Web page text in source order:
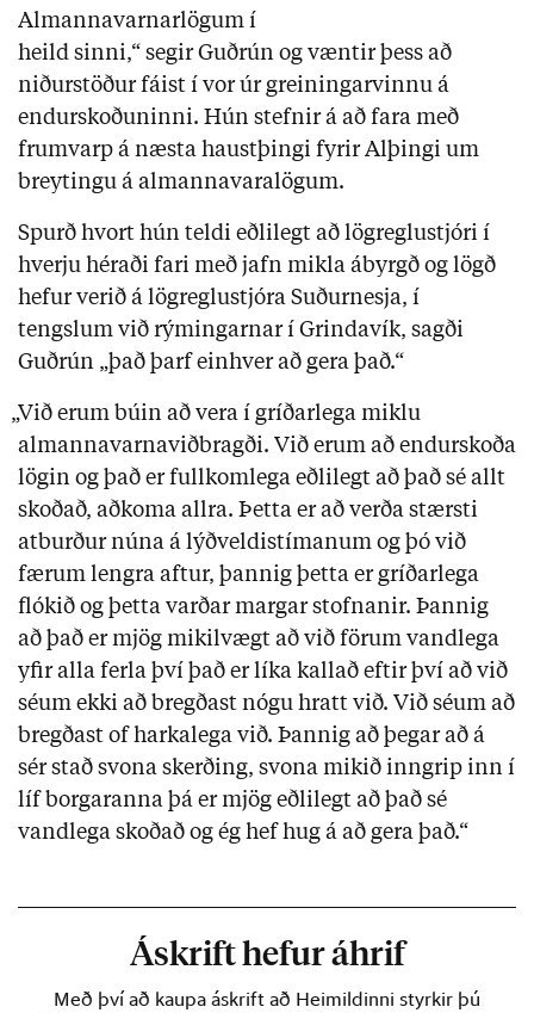
Almannavarnarlögum í
heild sinni,“ segir Guðrún og væntir þess að
niðurstöður fáist í vor úr greiningarvinnu á
endurskoðuninni. Hún stefnir á að fara með
frumvarp á næsta haustþingi fyrir Alþingi um
breytingu á almannavaralögum.
Spurð hvort hún teldi eðlilegt að lögreglustjóri í
hverju héraði fari með jafn mikla ábyrgð og lögð
hefur verið á lögreglustjóra Suðurnesja, í
tengslum við rýmingarnar í Grindavík, sagði
Guðrún „það þarf einhver að gera það.“
„Við erum búin að vera í gríðarlega miklu
almannavarnaviðbragði. Við erum að endurskoða
lögin og það er fullkomlega eðlilegt að það sé allt
skoðað, aðkoma allra. Þetta er að verða stærsti
atburður núna á lýðveldistímanum og þó við
færum lengra aftur, þannig þetta er gríðarlega
flókið og þetta varðar margar stofnanir. Þannig
að það er mjög mikilvægt að við förum vandlega
yfir alla ferla því það er líka kallað eftir því að við
séum ekki að bregðast nógu hratt við. Við séum að
bregðast of harkalega við. Þannig að þegar að á
sér stað svona skerðing, svona mikið inngrip inn í
líf borgaranna þá er mjög eðlilegt að það sé
vandlega skoðað og ég hef hug á að gera það.“
Áskrift hefur áhrif
Með því að kaupa áskrift að Heimildinni styrkir þú